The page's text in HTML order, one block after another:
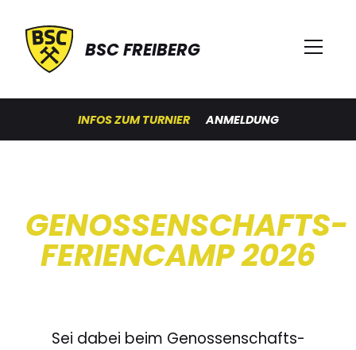
BSC FREIBERG
INFOS ZUM TURNIER ANMELDUNG
GENOSSENSCHAFTS-
FERIENCAMP 2026
Sei dabei beim Genossenschafts-